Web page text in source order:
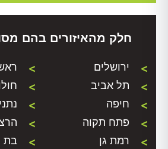
חלק מהאיזורים בהם
ירושלים
תל אביב
חיפה
פתח תקוה
רמת גן
בת